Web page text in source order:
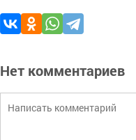
Нет комментариев